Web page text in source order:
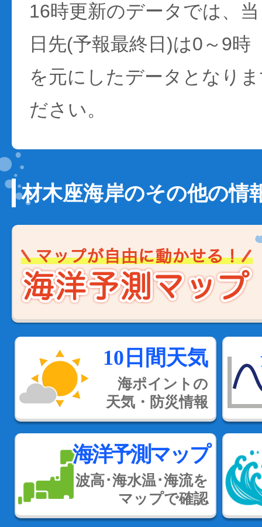
16時更新のデータでは、
日先(予報最終日)は0～9時
を元にしたデータとなり
ださい。
材木座海岸のその他の情
10日間天気
海ポイントの
天気・防災情報
海洋予測マップ
波高･海水温･海流を
マップで確認